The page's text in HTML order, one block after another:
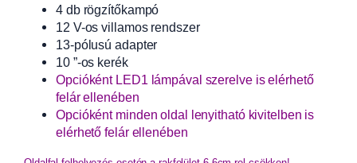
4 db rögzítőkampó
12 V-os villamos rendszer
13-pólusú adapter
10 ”-os kerék
Opcióként LED1 lámpával szerelve is elérhető
felár ellenében
Opcióként minden oldal lenyitható kivitelben is
elérhető felár ellenében